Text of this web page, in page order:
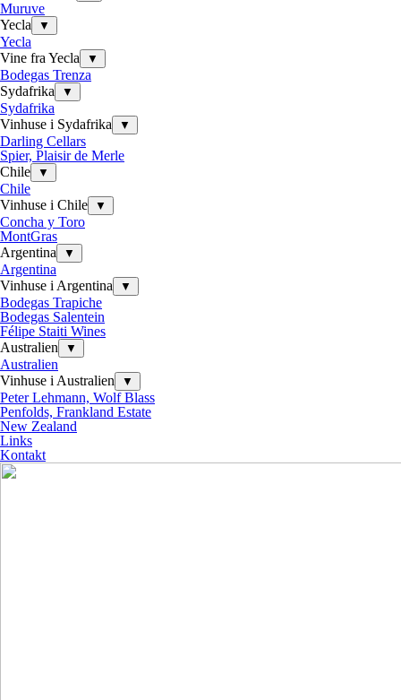
Muruve
Yecla
▼
Yecla
Vine fra Yecla
▼
Bodegas Trenza
Sydafrika
▼
Sydafrika
Vinhuse i Sydafrika
▼
Darling Cellars
Spier, Plaisir de Merle
Chile
▼
Chile
Vinhuse i Chile
▼
Concha y Toro
MontGras
Argentina
▼
Argentina
Vinhuse i Argentina
▼
Bodegas Trapiche
Bodegas Salentein
Félipe Staiti Wines
Australien
▼
Australien
Vinhuse i Australien
▼
Peter Lehmann, Wolf Blass
Penfolds, Frankland Estate
New Zealand
Links
Kontakt